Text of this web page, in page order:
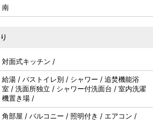
南
対面式キッチン /
給湯 / バストイレ別 / シャワー / 追焚機能浴
室 / 洗面所独立 / シャワー付洗面台 / 室内洗濯
機置き場 /
角部屋 / バルコニー / 照明付き / エアコン /